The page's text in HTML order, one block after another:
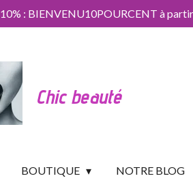
10% : BIENVENU10POURCENT à
Chic beauté
BOUTIQUE NOTRE BLOG